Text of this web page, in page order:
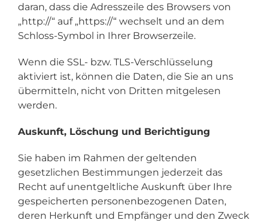
daran, dass die Adresszeile des Browsers von
„http://“ auf „https://“ wechselt und an dem
Schloss-Symbol in Ihrer Browserzeile.
Wenn die SSL- bzw. TLS-Verschlüsselung
aktiviert ist, können die Daten, die Sie an uns
übermitteln, nicht von Dritten mitgelesen
werden.
Auskunft, Löschung und Berichtigung
Sie haben im Rahmen der geltenden
gesetzlichen Bestimmungen jederzeit das
Recht auf unentgeltliche Auskunft über Ihre
gespeicherten personenbezogenen Daten,
deren Herkunft und Empfänger und den Zweck